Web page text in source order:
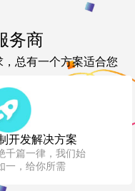
务商
总有一个方案适合您
开发解决方案
千篇一律，我们始
一，给你所需